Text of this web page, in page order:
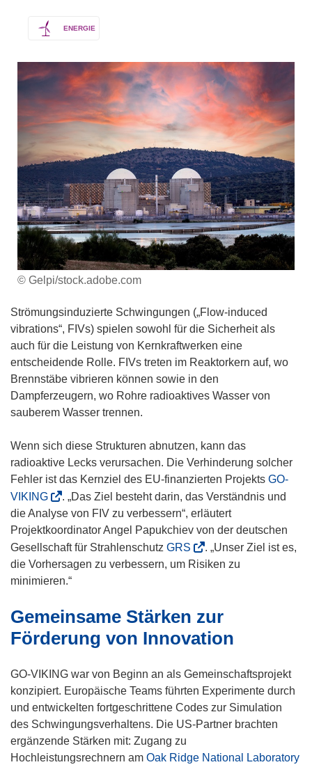
ENERGIE
© Gelpi/stock.adobe.com
Strömungsinduzierte Schwingungen („Flow-induced
vibrations“, FIVs) spielen sowohl für die Sicherheit als
auch für die Leistung von Kernkraftwerken eine
entscheidende Rolle. FIVs treten im Reaktorkern auf, wo
Brennstäbe vibrieren können sowie in den
Dampferzeugern, wo Rohre radioaktives Wasser von
sauberem Wasser trennen.
Wenn sich diese Strukturen abnutzen, kann das
radioaktive Lecks verursachen. Die Verhinderung solcher
Fehler ist das Kernziel des EU-finanzierten Projekts GO-
VIKING(
ö
f
f
n
e
i
n
n
u
e
m
F
e
n
. „Das Ziel besteht darin, das Verständnis und
die Analyse von FIV zu verbessern“, erläutert
Projektkoordinator Angel Papukchiev von der deutschen
Gesellschaft für Strahlenschutz GRS
ö
t
n
n
e
u
m
. „Unser Ziel ist es,
die Vorhersagen zu verbessern, um Risiken zu
minimieren.“
Gemeinsame Stärken zur
Förderung von Innovation
GO-VIKING war von Beginn an als Gemeinschaftsprojekt
konzipiert. Europäische Teams führten Experimente durch
und entwickelten fortgeschrittene Codes zur Simulation
des Schwingungsverhaltens. Die US-Partner brachten
ergänzende Stärken mit: Zugang zu
Hochleistungsrechnern am Oak Ridge National Laboratory(